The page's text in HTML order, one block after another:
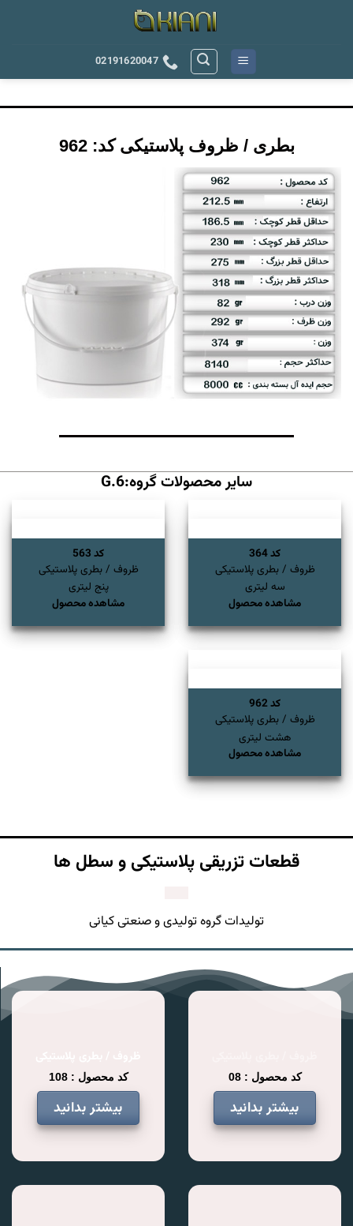
02191620047
بطری / ظروف پلاستیکی کد: 962
سایر محصولات گروه:G.6
کد 364
ظروف / بطری پلاستیکی
سه لیتری
مشاهده محصول
کد 563
ظروف / بطری پلاستیکی
پنج لیتری
مشاهده محصول
کد 962
ظروف / بطری پلاستیکی
هشت لیتری
مشاهده محصول
قطعات تزریقی پلاستیکی و سطل ها
تولیدات گروه تولیدی و صنعتی کیانی
کد محصول : 08
بیشتر بدانید
کد محصول : 108
بیشتر بدانید